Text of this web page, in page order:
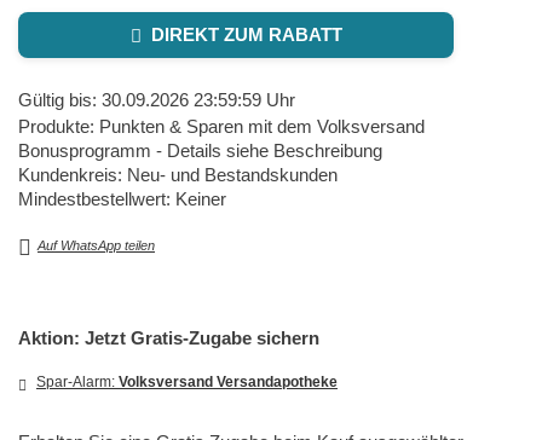
DIREKT ZUM RABATT
Gültig bis: 30.09.2026 23:59:59 Uhr
Produkte: Punkten & Sparen mit dem Volksversand
Bonusprogramm - Details siehe Beschreibung
Kundenkreis: Neu- und Bestandskunden
Mindestbestellwert: Keiner
Auf WhatsApp teilen
Aktion: Jetzt Gratis-Zugabe sichern
Spar-Alarm: Volksversand Versandapotheke